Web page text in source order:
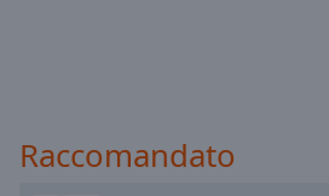
Raccomandato